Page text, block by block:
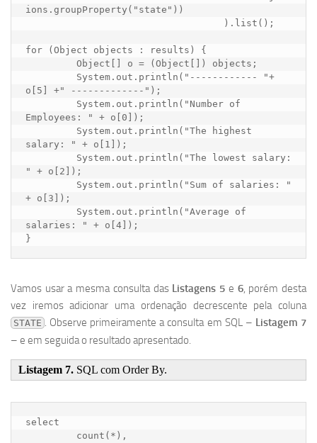
ions.groupProperty("state"))
for (Object objects : results) {
o[5] +" -------------");
Employees: " + o[0]);
salary: " + o[1]);
" + o[2]);
+ o[3]);
salaries: " + o[4]);
}
Vamos usar a mesma consulta das Listagens 5 e 6, porém desta
vez iremos adicionar uma ordenação decrescente pela coluna
STATE . Observe primeiramente a consulta em SQL – Listagem 7
– e em seguida o resultado apresentado.
Listagem 7. SQL com Order By.
select